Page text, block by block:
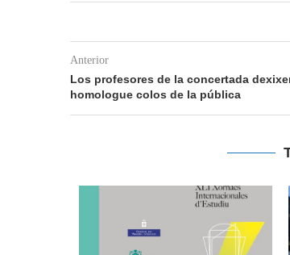
Anterior
Los profesores de la concertada
homologue colos de la pública